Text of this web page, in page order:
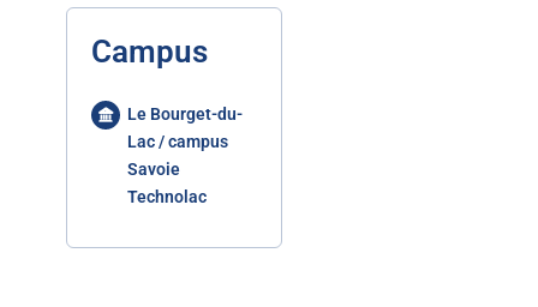
Campus
Le Bourget-du-
Lac / campus
Savoie
Technolac